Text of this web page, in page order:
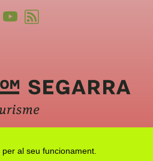
al seu funcionament.